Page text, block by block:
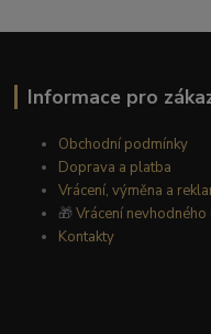
Informace pro
Obchodní podmínky
Doprava a platba
Vrácení, výměna a
🎁Vrácení nevhodného
Kontakty